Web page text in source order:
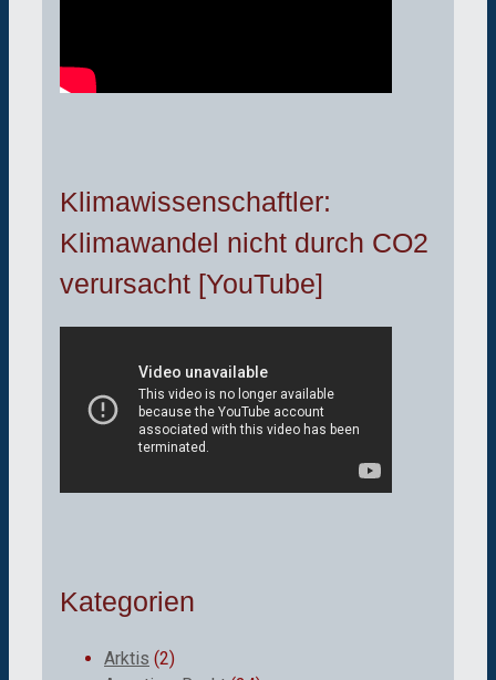
Klimawissenschaftler:
Klimawandel nicht durch CO2
verursacht [YouTube]
Kategorien
Arktis (2)